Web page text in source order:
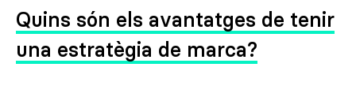
Quins són els avantatges de tenir
una estratègia de marca?